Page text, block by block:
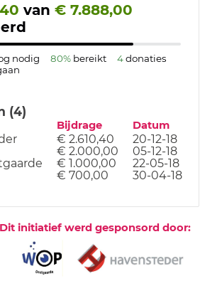
van € 7.888,00
nodig 80% bereikt 4donaties
(4)
Bijdrage Datum
€ 2.610,40
20-12-18
€ 2.000,00
05-12-18
€ 1.000,00
22-05-18
€ 700,00 30-04-18
Dit initiatief werd gesponsord door: